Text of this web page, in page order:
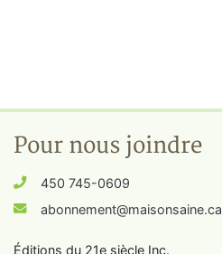
Pour nous joindre
450 745-0609
abonnement@maisonsaine.ca
Éditions du 21e siècle Inc.